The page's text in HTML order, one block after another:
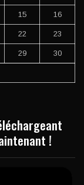
15 16
22 23
29 30
!